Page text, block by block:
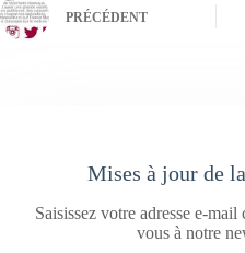
PRÉCÉDENT
Mises à jour de
Saisissez votre adresse e-mail
vous à notre